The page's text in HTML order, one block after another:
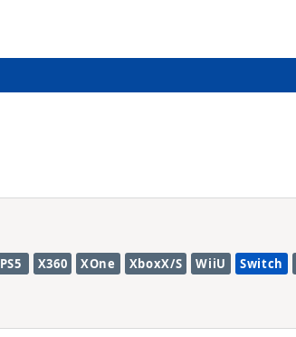
PS5 X360 XOne XboxX/S WiiU Switch